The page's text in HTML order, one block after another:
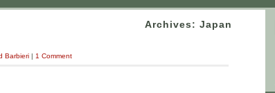
Archives: Japan
Barbieri | 1 Comment